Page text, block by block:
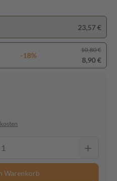
23,57 €
-18%
10,80 €
8,90 €
Warenkorb